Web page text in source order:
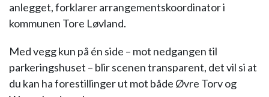
anlegget, forklarer arrangementskoordinator i
kommunen Tore Løvland.
Med vegg kun på én side – mot nedgangen til
parkeringshuset – blir scenen transparent, det vil si at
du kan ha forestillinger ut mot både Øvre Torv og